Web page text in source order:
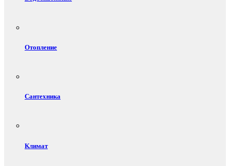
Отопление
Сантехника
Климат